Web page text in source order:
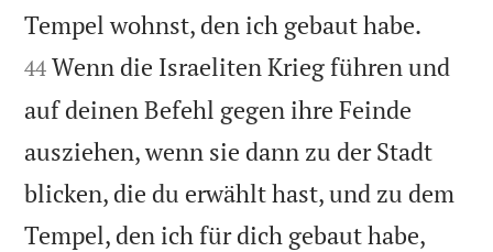
Tempel wohnst, den ich gebaut habe.
44 Wenn die Israeliten Krieg führen und
auf deinen Befehl gegen ihre Feinde
ausziehen, wenn sie dann zu der Stadt
blicken, die du erwählt hast, und zu dem
Tempel, den ich für dich gebaut habe,